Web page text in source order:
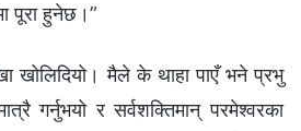
पूरा हुनेछ।”
खोलिदियो। मैले के थाहा पाएँ भने प्रभु
गर्नुभयो र सर्वशक्तिमान्‌ परमेश्‍वरका